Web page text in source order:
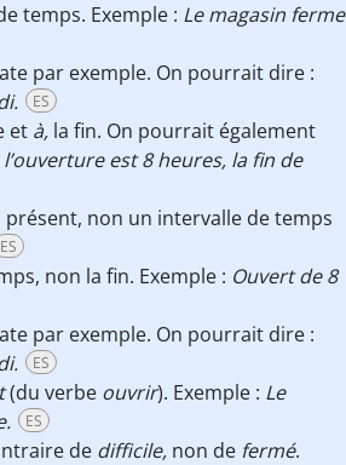
temps. Exemple : Le magasin ferme
par exemple. On pourrait dire :
ES
et à, la fin. On pourrait également
est 8 heures, la fin de
non un intervalle de temps
ES
non la fin. Exemple : Ouvert de 8
par exemple. On pourrait dire :
ES
(du verbe ouvrir). Exemple : Le
ES
de difficile, non de fermé.